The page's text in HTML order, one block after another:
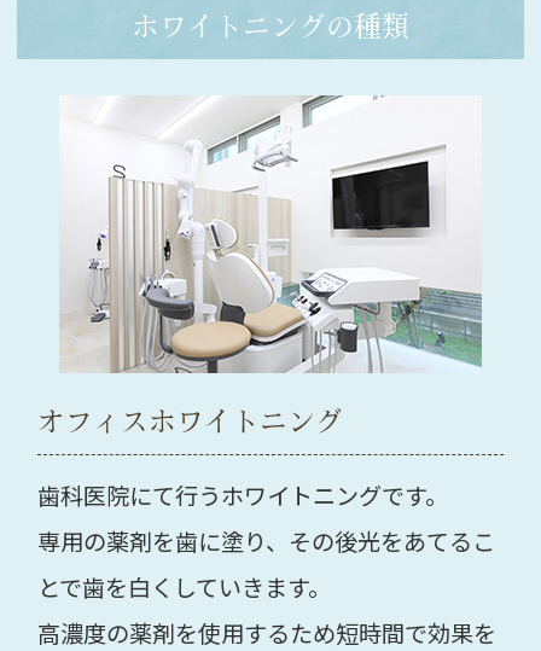
ホワイトニングの種類
オフィスホワイトニング
歯科医院にて行うホワイトニングです。
専用の薬剤を歯に塗り、その後光をあてるこ
とで歯を白くしていきます。
高濃度の薬剤を使用するため短時間で効果を